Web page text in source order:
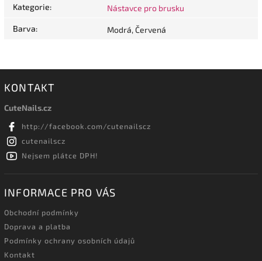
Kategorie: Nástavce pro brusku
Barva: Modrá, Červená
KONTAKT
CuteNails.cz
http://facebook.com/cutenailscz
cutenailscz
Nejsem plátce DPH!
INFORMACE PRO VÁS
Obchodní podmínky
Doprava a platba
Podmínky ochrany osobních údajů
Kontakt